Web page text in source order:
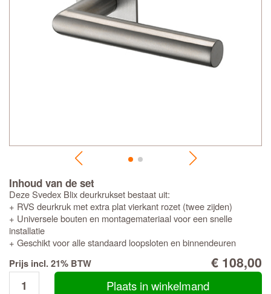
Inhoud van de set
Deze Svedex Blix deurkrukset bestaat uit:
+ RVS deurkruk met extra plat vierkant rozet (twee zijden)
+ Universele bouten en montagemateriaal voor een snelle
installatie
+ Geschikt voor alle standaard loopsloten en binnendeuren
Prijs incl. 21% BTW
€ 108,00
Plaats in winkelmand